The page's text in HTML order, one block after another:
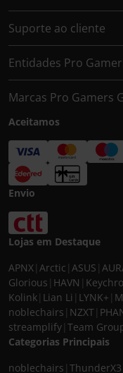
Suporte ao cliente
Entidades Pro
Marcas Pro Gamers
Aceitamos
Envio
Lojas em Destaque
APNX Arctic ASUS
Glorious HAVN
Kolink Lian Li LYNK+
noblechairs NZXT
streamplify Team
Categorias Principais
noblechairs ThunderX3